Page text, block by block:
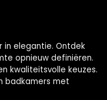
in elegantie. Ontdek
opnieuw definiëren.
kwaliteitsvolle keuzes.
badkamers met